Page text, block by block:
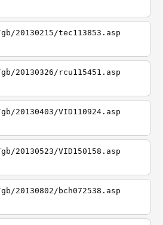
20130215/tec113853.asp
20130326/rcu115451.asp
20130403/VID110924.asp
20130523/VID150158.asp
20130802/bch072538.asp